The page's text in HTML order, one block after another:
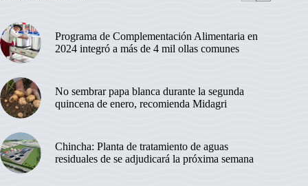
Programa de Complementación Alimentaria en
2024 integró a más de 4 mil ollas comunes
No sembrar papa blanca durante la segunda
quincena de enero, recomienda Midagri
Chincha: Planta de tratamiento de aguas
residuales de se adjudicará la próxima semana